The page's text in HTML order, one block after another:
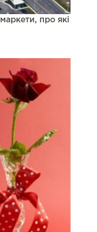
про які